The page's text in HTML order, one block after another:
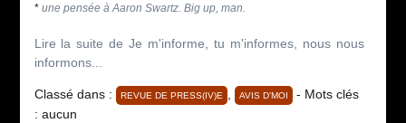
* une pensée à Aaron Swartz. Big up, man.
Lire la suite de Je m'informe, tu m'informes, nous nous
informons...
Classé dans : REVUE DE PRESS(IV)E , AVIS D'MOI - Mots clés
: aucun